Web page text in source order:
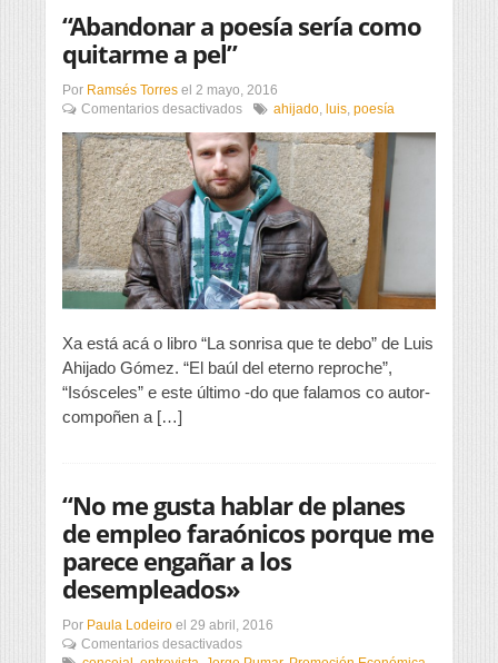
“Abandonar a poesía sería como
quitarme a pel”
Por Ramsés Torres el 2 mayo, 2016
Comentarios desactivadosen
a
poesía
sería
como
quitarme
a
pel”
ahijado, luis, poesía
Xa está acá o libro “La sonrisa que te debo” de Luis
Ahijado Gómez. “El baúl del eterno reproche”,
“Isósceles” e este último -do que falamos co autor-
compoñen a […]
“No me gusta hablar de planes
de empleo faraónicos porque me
parece engañar a los
desempleados»
Por Paula Lodeiro el 29 abril, 2016
Comentarios desactivadosen